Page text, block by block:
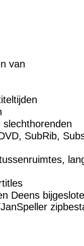
van
SubRib,
Deens